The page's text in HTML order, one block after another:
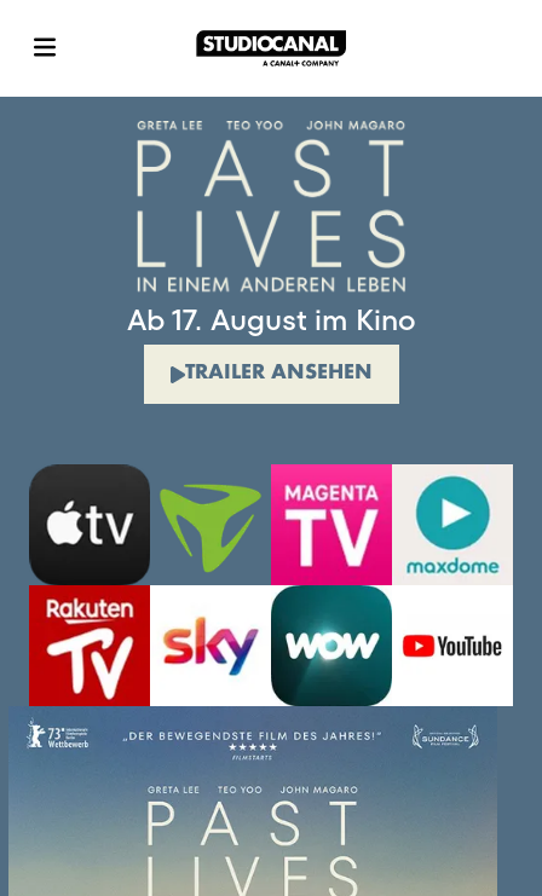
Ab 17. August im Kino
TRAILER ANSEHEN